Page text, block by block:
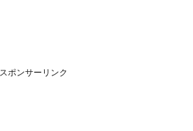
スポンサーリンク